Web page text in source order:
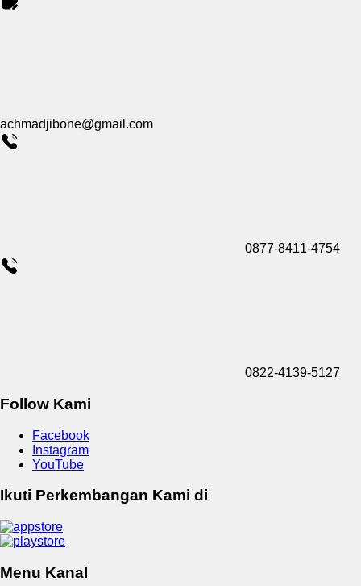
achmadjibone@gmail.com
0877-8411-4754
0822-4139-5127
Follow Kami
Facebook
Instagram
YouTube
Ikuti Perkembangan Kami di
Menu Kanal